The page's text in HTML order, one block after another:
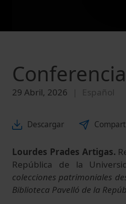
29 Abril, 2026 Español
Descargar
Lourdes Prades Artigas.
República de la
colecciones patrimoniales
Biblioteca Pavelló de la